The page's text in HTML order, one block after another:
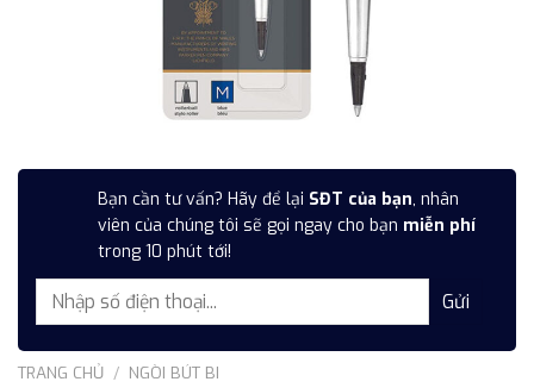
Bạn cần tư vấn? Hãy để lại SĐT của bạn, nhân
viên của chúng tôi sẽ gọi ngay cho bạn miễn phí
trong 10 phút tới!
TRANG CHỦ / NGÒI BÚT BI